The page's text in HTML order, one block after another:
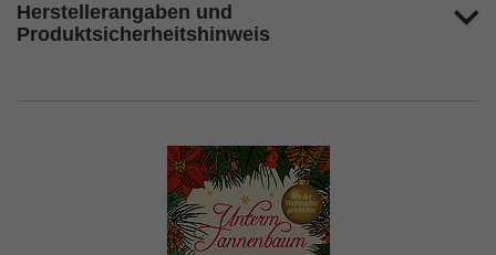
Herstellerangaben und
Produktsicherheitshinweis